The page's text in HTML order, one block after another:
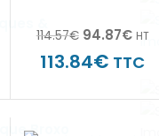
&
Broxo
114.57€ 94.87€ HT
113.84€ TTC